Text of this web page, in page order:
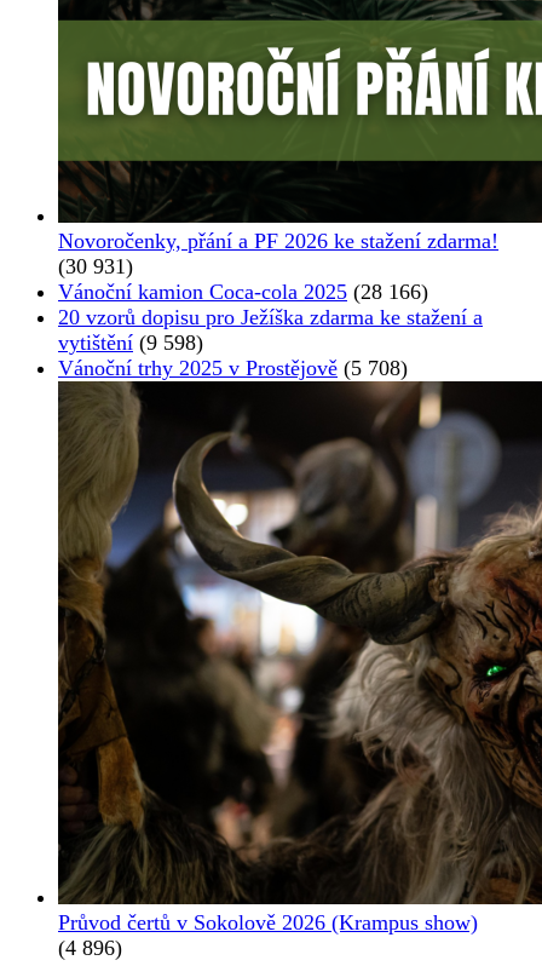
Novoročenky, přání a PF 2026 ke stažení zdarma!
(30 931)
Vánoční kamion Coca-cola 2025 (28 166)
20 vzorů dopisu pro Ježíška zdarma ke stažení a
vytištění (9 598)
Vánoční trhy 2025 v Prostějově (5 708)
Průvod čertů v Sokolově 2026 (Krampus show)
(4 896)